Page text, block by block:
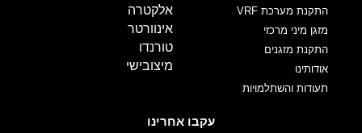
התקנת מערכת VRF
מזגן מיני מרכזי
התקנת מזגנים
אודותינו
תעודות והשתלמויות
אלקטרה
אינוורטר
טורנדו
מיצובישי
עקבו אחרינו